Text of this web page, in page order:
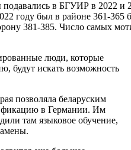
в БГУИР в 2022 и
году был в районе 361-
381-385. Число самых
люди, которые
будут искать возможность
позволяла беларуским
в Германии. Им
там языковое обучение,